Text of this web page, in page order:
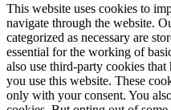
This website uses cookies to
navigate through the website.
categorized as necessary are
essential for the working of
also use third-party cookies
you use this website. These
only with your consent. You